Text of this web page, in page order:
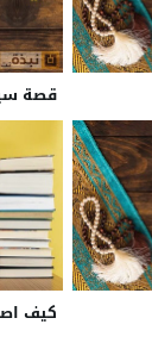
قصة
كيف